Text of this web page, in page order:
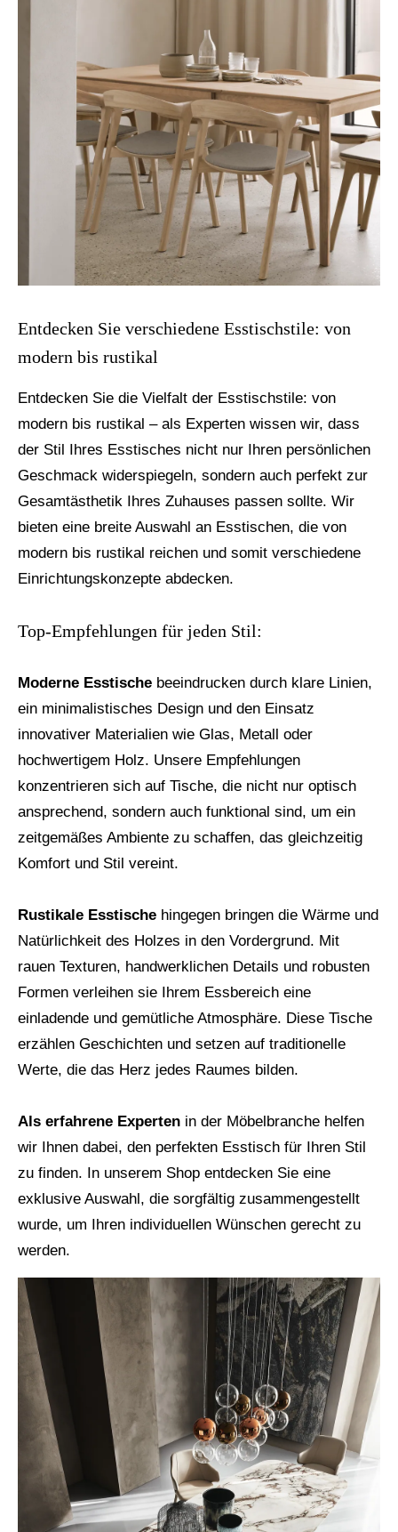
Entdecken Sie verschiedene Esstischstile: von
modern bis rustikal
Entdecken Sie die Vielfalt der Esstischstile: von
modern bis rustikal – als Experten wissen wir, dass
der Stil Ihres Esstisches nicht nur Ihren persönlichen
Geschmack widerspiegeln, sondern auch perfekt zur
Gesamtästhetik Ihres Zuhauses passen sollte. Wir
bieten eine breite Auswahl an Esstischen, die von
modern bis rustikal reichen und somit verschiedene
Einrichtungskonzepte abdecken.
Top-Empfehlungen für jeden Stil:
Moderne Esstische beeindrucken durch klare Linien,
ein minimalistisches Design und den Einsatz
innovativer Materialien wie Glas, Metall oder
hochwertigem Holz. Unsere Empfehlungen
konzentrieren sich auf Tische, die nicht nur optisch
ansprechend, sondern auch funktional sind, um ein
zeitgemäßes Ambiente zu schaffen, das gleichzeitig
Komfort und Stil vereint.
Rustikale Esstische hingegen bringen die Wärme und
Natürlichkeit des Holzes in den Vordergrund. Mit
rauen Texturen, handwerklichen Details und robusten
Formen verleihen sie Ihrem Essbereich eine
einladende und gemütliche Atmosphäre. Diese Tische
erzählen Geschichten und setzen auf traditionelle
Werte, die das Herz jedes Raumes bilden.
Als erfahrene Experten in der Möbelbranche helfen
wir Ihnen dabei, den perfekten Esstisch für Ihren Stil
zu finden. In unserem Shop entdecken Sie eine
exklusive Auswahl, die sorgfältig zusammengestellt
wurde, um Ihren individuellen Wünschen gerecht zu
werden.